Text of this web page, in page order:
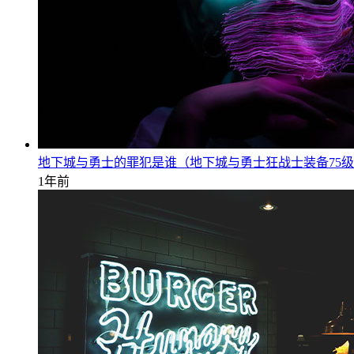
地下城与勇士的罪犯是谁（地下城与勇士狂战士装备75
1年前